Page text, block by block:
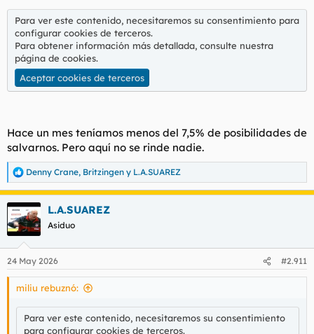
Para ver este contenido, necesitaremos su consentimiento para
configurar cookies de terceros.
Para obtener información más detallada, consulte nuestra
página de cookies.
Aceptar cookies de terceros
Hace un mes teníamos menos del 7,5% de posibilidades de
salvarnos. Pero aquí no se rinde nadie.
R
e
a
c
c
i
e
s
Denny Crane, Britzingen y L.A.SUAREZ
L.A.SUAREZ
Asiduo
24 May 2026 #2.911
miliu rebuznó:
Para ver este contenido, necesitaremos su consentimiento
para configurar cookies de terceros.